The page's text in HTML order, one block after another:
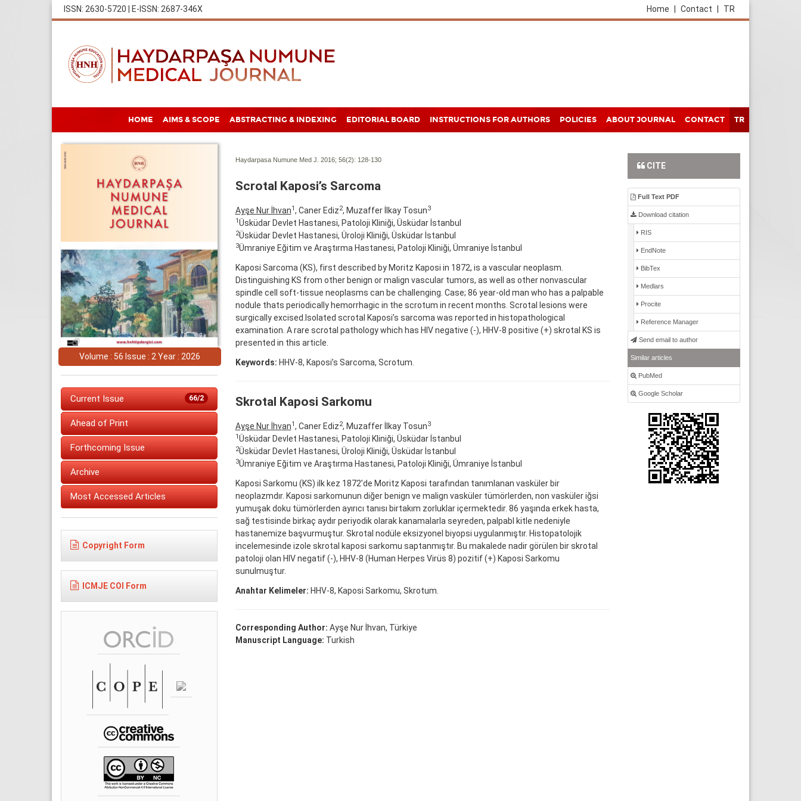
ISSN: 2630-5720 | E-ISSN: 2687-346X TR
Contact
Home
HOME AIMS & SCOPE ABSTRACTING & INDEXING EDITORIAL BOARD INSTRUCTIONS FOR AUTHORS POLICIES ABOUT JOURNAL CONTACT TR
Volume : 56 Issue : 2 Year : 2026
66/2
Current Issue
Ahead of Print
Forthcoming Issue
Archive
Most Accessed Articles
Copyright Form
ICMJE COI Form
Haydarpasa Numune Med J. 2016; 56(2): 128-130
Scrotal Kaposi’s Sarcoma
Ayşe Nur İhvan1, Caner Ediz2, Muzaffer İlkay Tosun3
1Üsküdar Devlet Hastanesi, Patoloji Kliniği, Üsküdar İstanbul
2Üsküdar Devlet Hastanesi, Üroloji Kliniği, Üsküdar İstanbul
3Ümraniye Eğitim ve Araştırma Hastanesi, Patoloji Kliniği, Ümraniye İstanbul
Kaposi Sarcoma (KS), first described by Moritz Kaposi in 1872, is a vascular neoplasm.
Distinguishing KS from other benign or malign vascular tumors, as well as other nonvascular
spindle cell soft-tissue neoplasms can be challenging. Case; 86 year-old man who has a palpable
nodule thats periodically hemorrhagic in the scrotum in recent months. Scrotal lesions were
surgically excised.Isolated scrotal Kaposi’s sarcoma was reported in histopathological
examination. A rare scrotal pathology which has HIV negative (-), HHV-8 positive (+) skrotal KS is
presented in this article.
Keywords: HHV-8, Kaposi’s Sarcoma, Scrotum.
Skrotal Kaposi Sarkomu
Ayşe Nur İhvan1, Caner Ediz2, Muzaffer İlkay Tosun3
1Üsküdar Devlet Hastanesi, Patoloji Kliniği, Üsküdar İstanbul
2Üsküdar Devlet Hastanesi, Üroloji Kliniği, Üsküdar İstanbul
3Ümraniye Eğitim ve Araştırma Hastanesi, Patoloji Kliniği, Ümraniye İstanbul
Kaposi Sarkomu (KS) ilk kez 1872’de Moritz Kaposi tarafından tanımlanan vasküler bir
neoplazmdır. Kaposi sarkomunun diğer benign ve malign vasküler tümörlerden, non vasküler iğsi
yumuşak doku tümörlerden ayırıcı tanısı birtakım zorluklar içermektedir. 86 yaşında erkek hasta,
sağ testisinde birkaç aydır periyodik olarak kanamalarla seyreden, palpabl kitle nedeniyle
hastanemize başvurmuştur. Skrotal nodüle eksizyonel biyopsi uygulanmıştır. Histopatolojik
incelemesinde izole skrotal kaposi sarkomu saptanmıştır. Bu makalede nadir görülen bir skrotal
patoloji olan HIV negatif (-), HHV-8 (Human Herpes Virüs 8) pozitif (+) Kaposi Sarkomu
sunulmuştur.
Anahtar Kelimeler: HHV-8, Kaposi Sarkomu, Skrotum.
Corresponding Author: Ayşe Nur İhvan, Türkiye
Manuscript Language: Turkish
CITE
Full Text PDF
Download citation
RIS
EndNote
BibTex
Medlars
Procite
Reference Manager
Send email to author
Similar articles
PubMed
Google Scholar